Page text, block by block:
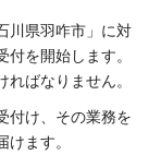
川県羽咋市」に対
を開始します。
ばなりません。
付け、その業務を
ます。